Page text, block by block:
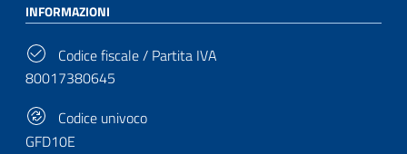
INFORMAZIONI
Codice fiscale / Partita IVA
80017380645
Codice univoco
GFD10E